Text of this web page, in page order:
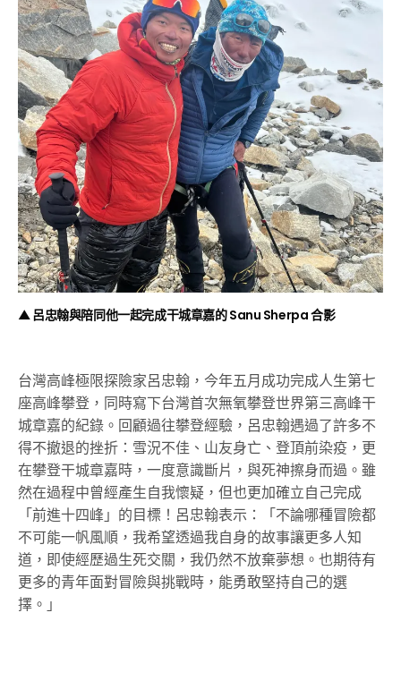
▲ 呂忠翰與陪同他一起完成干城章嘉的 Sanu Sherpa 合影
台灣高峰極限探險家呂忠翰，今年五月成功完成人生第七
座高峰攀登，同時寫下台灣首次無氧攀登世界第三高峰干
城章嘉的紀錄。回顧過往攀登經驗，呂忠翰遇過了許多不
得不撤退的挫折：雪況不佳、山友身亡、登頂前染疫，更
在攀登干城章嘉時，一度意識斷片，與死神擦身而過。雖
然在過程中曾經產生自我懷疑，但也更加確立自己完成
「前進十四峰」的目標！呂忠翰表示：「不論哪種冒險都
不可能一帆風順，我希望透過我自身的故事讓更多人知
道，即使經歷過生死交關，我仍然不放棄夢想。也期待有
更多的青年面對冒險與挑戰時，能勇敢堅持自己的選
擇。」